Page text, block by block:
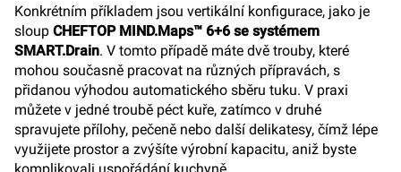
Konkrétním příkladem jsou vertikální konfigurace, jako je
sloup CHEFTOP MIND.Maps™ 6+6 se systémem
SMART.Drain. V tomto případě máte dvě trouby, které
mohou současně pracovat na různých přípravách, s
přidanou výhodou automatického sběru tuku. V praxi
můžete v jedné troubě péct kuře, zatímco v druhé
spravujete přílohy, pečeně nebo další delikatesy, čímž lépe
využijete prostor a zvýšíte výrobní kapacitu, aniž byste